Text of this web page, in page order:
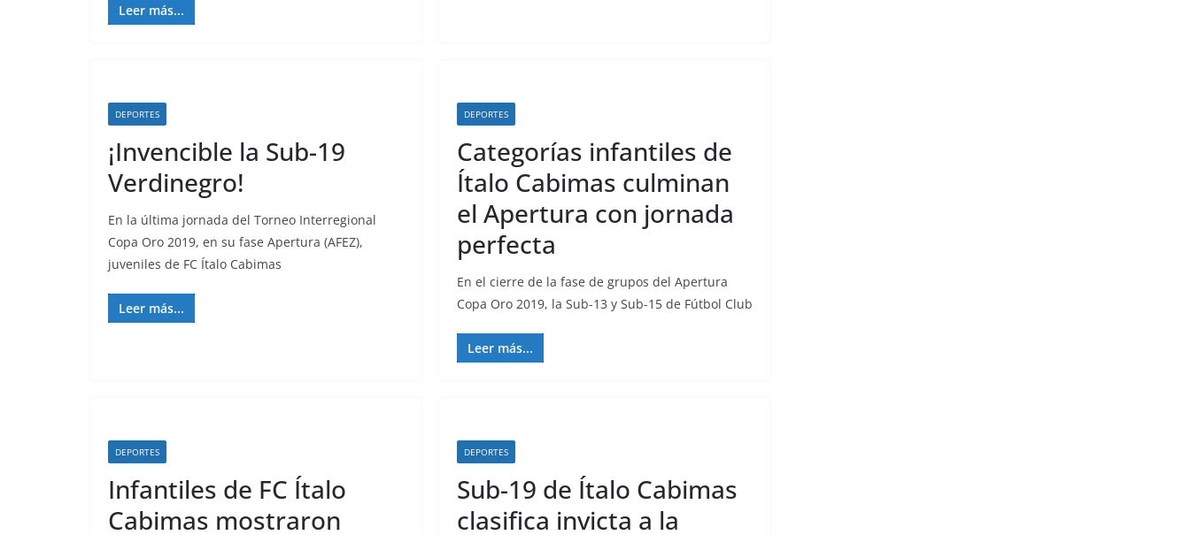
Leer más...
DEPORTES
¡Invencible la Sub-19
Verdinegro!
En la última jornada del Torneo Interregional
Copa Oro 2019, en su fase Apertura (AFEZ),
juveniles de FC Ítalo Cabimas
Leer más...
DEPORTES
Categorías infantiles de
Ítalo Cabimas culminan
el Apertura con jornada
perfecta
En el cierre de la fase de grupos del Apertura
Copa Oro 2019, la Sub-13 y Sub-15 de Fútbol Club
Leer más...
DEPORTES
Infantiles de FC Ítalo
Cabimas mostraron
DEPORTES
Sub-19 de Ítalo Cabimas
clasifica invicta a la